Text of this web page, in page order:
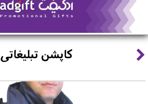
کاپشن تبلیغاتی